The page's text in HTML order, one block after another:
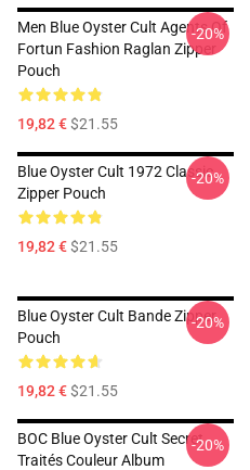
Men Blue Oyster Cult Agents Of
Fortun Fashion Raglan Zipper
Pouch
19,82 €$21.55
-20%
Blue Oyster Cult 1972 Classic
Zipper Pouch
19,82 €$21.55
-20%
Blue Oyster Cult Bande Zipper
Pouch
19,82 €$21.55
-20%
BOC Blue Oyster Cult Secret
Traités Couleur Album
-20%